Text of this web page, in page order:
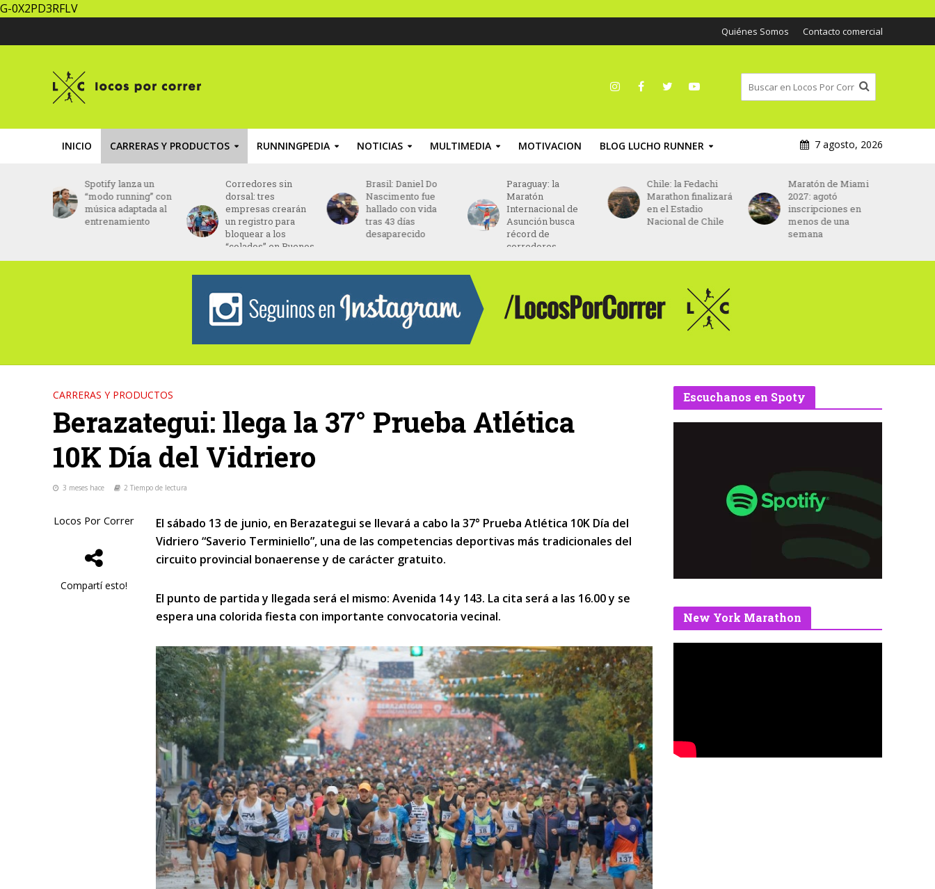
G-0X2PD3RFLV
Quiénes Somos Contacto comercial
INICIO CARRERAS Y PRODUCTOS RUNNINGPEDIA NOTICIAS MULTIMEDIA MOTIVACION BLOG LUCHO RUNNER 7 agosto, 2026
Corredores sin
dorsal: tres
empresas crearán
un registro para
Aires
Brasil: Daniel Do
Nascimento fue
hallado con vida
tras 43 días
desaparecido
Paraguay: la
Maratón
Internacional de
Asunción busca
récord de
Chile: la Fedachi
Marathon finalizará
en el Estadio
Nacional de Chile
Maratón de Miami
2027: agotó
inscripciones en
menos de una
Asics será el nuevo
patrocinador
principal del
Maratón de París
desde 2027
CARRERAS Y PRODUCTOS
Berazategui: llega la 37° Prueba Atlética
10K Día del Vidriero
3 meses hace 2 Tiempo de lectura
Locos Por Correr
Compartí esto!
El sábado 13 de junio, en Berazategui se llevará a cabo la 37° Prueba Atlética 10K Día del
Vidriero “Saverio Terminiello”, una de las competencias deportivas más tradicionales del
circuito provincial bonaerense y de carácter gratuito.
El punto de partida y llegada será el mismo: Avenida 14 y 143. La cita será a las 16.00 y se
espera una colorida fiesta con importante convocatoria vecinal.
Escuchanos en Spoty
New York Marathon